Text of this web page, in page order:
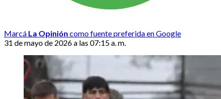
Marcá La Opinión como fuente preferida en Google
31 de mayo de 2026 a las 07:15 a. m.